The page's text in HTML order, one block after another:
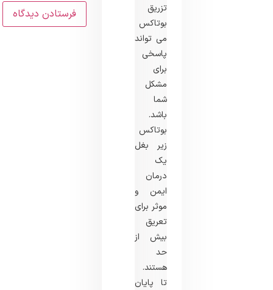
تزریق
بوتاکس
می تواند
پاسخی
برای
مشکل
شما
باشد.
بوتاکس
زیر بغل
یک
درمان
ایمن و
موثر برای
تعریق
بیش از
حد
هستند.
تا پایان